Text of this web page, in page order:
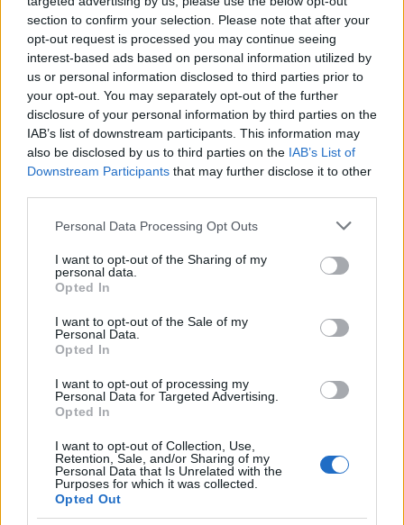
section to confirm your selection. Please note that after your
opt-out request is processed you may continue seeing
interest-based ads based on personal information utilized by
us or personal information disclosed to third parties prior to
your opt-out. You may separately opt-out of the further
disclosure of your personal information by third parties on the
IAB’s list of downstream participants. This information may
also be disclosed by us to third parties on the IAB’s List of
Downstream Participants that may further disclose it to other
Please note that this website/app uses one or more Google
not limited to your visit or usage behaviour. You may click to
grant or deny consent to Google and its third-party tags to
use your data for below specified purposes in below Google
consent section.
Personal Data Processing Opt Outs
I want to opt-out of the Sharing of my
personal data.
Opted In
I want to opt-out of the Sale of my
Personal Data.
Opted In
I want to opt-out of processing my
Personal Data for Targeted Advertising.
Opted In
I want to opt-out of Collection, Use,
Retention, Sale, and/or Sharing of my
Personal Data that Is Unrelated with the
Purposes for which it was collected.
Opted Out
Informed. Proud. United. News, rights, community and
culture for the LGBTQ audience.
SECTIONS
Rights & Law
Community & Culture
Entertainment & Media
Health & NHS
MAGAZINE
Contact
LEGAL